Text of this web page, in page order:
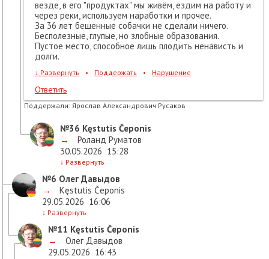
везде, в его "продуктах" мы живём, ездим на работу и
через реки, используем наработки и прочее.
За 36 лет бешенные собачки не сделали ничего.
Бесполезные, глупые, но злобные образования.
Пустое место, способное лишь плодить ненависть и
долги.
↓ Развернуть • Поддержать • Нарушение
Ответить
Поддержали: Ярослав Александрович Русаков
№36 Kęstutis Čeponis
→
Роланд Руматов
30.05.2026 15:28
↓ Развернуть
№6 Олег Давыдов
→
Kęstutis Čeponis
29.05.2026 16:06
↓ Развернуть
№11 Kęstutis Čeponis
→
Олег Давыдов
29.05.2026 16:43